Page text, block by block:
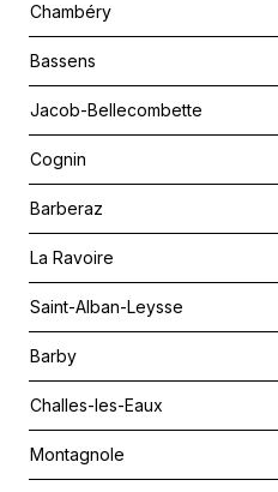
Chambéry
Bassens
Jacob-Bellecombette
Cognin
Barberaz
La Ravoire
Saint-Alban-Leysse
Barby
Challes-les-Eaux
Montagnole